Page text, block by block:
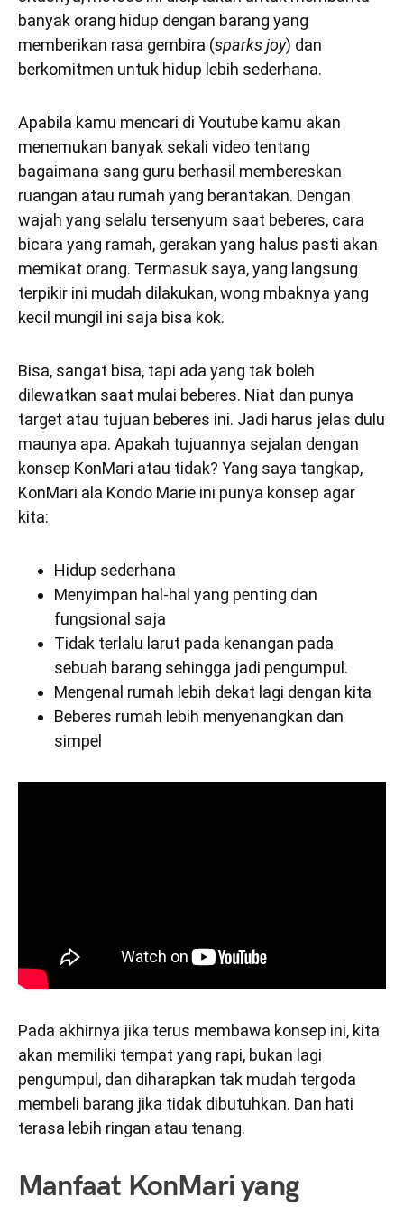
banyak orang hidup dengan barang yang
memberikan rasa gembira (sparks joy) dan
berkomitmen untuk hidup lebih sederhana.
Apabila kamu mencari di Youtube kamu akan
menemukan banyak sekali video tentang
bagaimana sang guru berhasil membereskan
ruangan atau rumah yang berantakan. Dengan
wajah yang selalu tersenyum saat beberes, cara
bicara yang ramah, gerakan yang halus pasti akan
memikat orang. Termasuk saya, yang langsung
terpikir ini mudah dilakukan, wong mbaknya yang
kecil mungil ini saja bisa kok.
Bisa, sangat bisa, tapi ada yang tak boleh
dilewatkan saat mulai beberes. Niat dan punya
target atau tujuan beberes ini. Jadi harus jelas dulu
maunya apa. Apakah tujuannya sejalan dengan
konsep KonMari atau tidak? Yang saya tangkap,
KonMari ala Kondo Marie ini punya konsep agar
kita:
Hidup sederhana
Menyimpan hal-hal yang penting dan
fungsional saja
Tidak terlalu larut pada kenangan pada
sebuah barang sehingga jadi pengumpul.
Mengenal rumah lebih dekat lagi dengan kita
Beberes rumah lebih menyenangkan dan
simpel
Pada akhirnya jika terus membawa konsep ini, kita
akan memiliki tempat yang rapi, bukan lagi
pengumpul, dan diharapkan tak mudah tergoda
membeli barang jika tidak dibutuhkan. Dan hati
terasa lebih ringan atau tenang.
Manfaat KonMari yang